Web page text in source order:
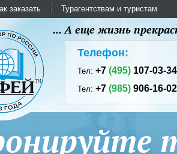
заказать Турагентствам и туристам
... А еще жизнь
Телефон:
Тел:+7(495) 107-03-34
Тел:+7(985) 906-16-02